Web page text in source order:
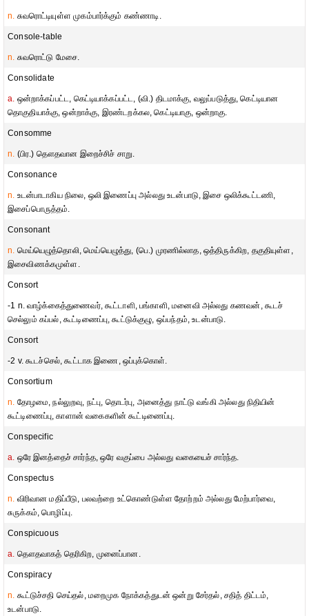
n. சுவரொட்டியுள்ள முகம்பார்க்கும் கண்ணாடி.
Console-table
n. சுவரொட்டு மேசை.
Consolidate
a. ஒன்றாக்கப்பட்ட, கெட்டியாக்கப்பட்ட, (வி.) திடமாக்கு, வலுப்படுத்து, கெட்டியான
தொகுதியாக்கு, ஒன்றாக்கு, இரண்டறக்கல, கெட்டியாகு, ஒன்றாகு.
Consomme
n. (பிர.) தௌதவான இறைச்சிச் சாறு.
Consonance
n. உடன்பாடாகிய நிலை, ஒலி இணைப்பு அல்லது உடன்பாடு, இசை ஒலிக்கூட்டணி,
இசைப்பொருத்தம்.
Consonant
n. மெய்யெழுத்தொலி, மெய்யெழுத்து, (பெ.) முரணில்லாத, ஒத்திருக்கிற, தகுதியுள்ள,
இசைவிணக்கமுள்ள.
Consort
-1 n. வாழ்க்கைத்துணைவர், கூட்டாளி, பங்காளி, மனைவி அல்லது கணவன், கூடச்
செல்லும் கப்பல், கூட்டிணைப்பு, கூட்டுக்குழு, ஒப்பந்தம், உடன்பாடு.
Consort
-2 v. கூடச்செல், கூட்டாக இணை, ஒப்புக்கொள்.
Consortium
n. தோழமை, நல்லுறவு, நட்பு, தொடர்பு, அனைத்து நாட்டு வங்கி அல்லது நிதியின்
கூட்டிணைப்பு, காளான் வகைகளின் கூட்டிணைப்பு.
Conspecific
a. ஒரே இனத்தைச் சார்ந்த, ஒரே வகுப்பை அல்லது வகையைச் சார்ந்த.
Conspectus
n. விரிவான மதிப்பீடு, பலவற்றை உட்கொண்டுள்ள தோற்றம் அல்லது மேற்பார்வை,
சுருக்கம், பொழிப்பு.
Conspicuous
a. தௌதவாகத் தெரிகிற, முனைப்பான.
Conspiracy
n. கூட்டுச்சதி செய்தல், மறைமுக நோக்கத்துடன் ஒன்று சேர்தல், சதித் திட்டம்,
உடன்பாடு.